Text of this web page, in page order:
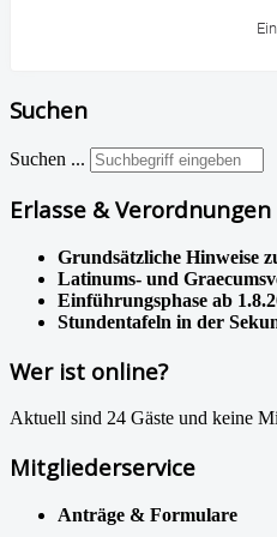
Suchen
Suchen ...
Erlasse & Verordnungen
Grundsätzliche Hinweise
Latinums- und
Einführungsphase ab
Stundentafeln in der
Wer ist online?
Aktuell sind 24 Gäste und keine
Mitgliederservice
Anträge & Formulare